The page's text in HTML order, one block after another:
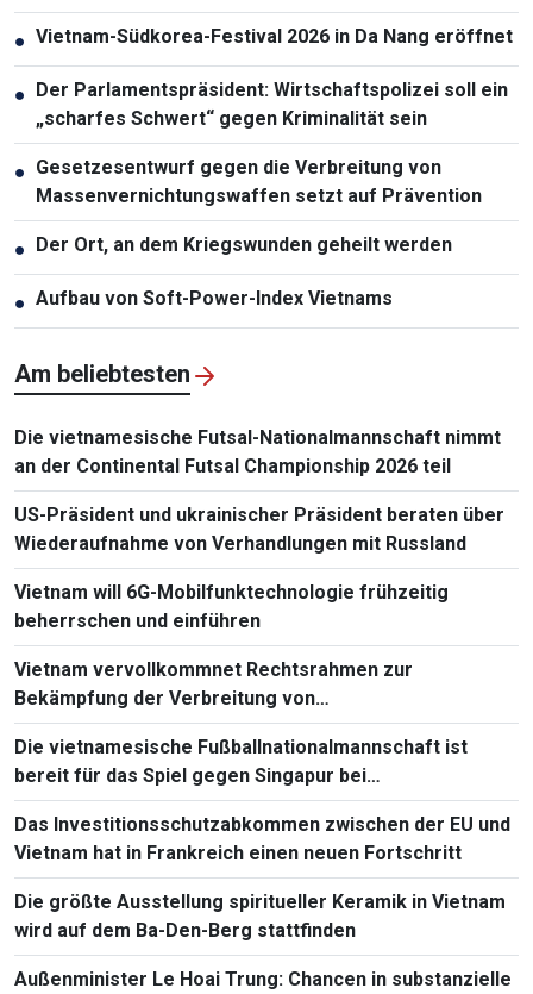
● Vietnam-Südkorea-Festival 2026 in Da Nang eröffnet
● Der Parlamentspräsident: Wirtschaftspolizei soll ein
„scharfes Schwert“ gegen Kriminalität sein
● Gesetzesentwurf gegen die Verbreitung von
Massenvernichtungswaffen setzt auf Prävention
● Der Ort, an dem Kriegswunden geheilt werden
● Aufbau von Soft-Power-Index Vietnams
Am beliebtesten
Die vietnamesische Futsal-Nationalmannschaft nimmt
an der Continental Futsal Championship 2026 teil
US-Präsident und ukrainischer Präsident beraten über
Wiederaufnahme von Verhandlungen mit Russland
Vietnam will 6G-Mobilfunktechnologie frühzeitig
beherrschen und einführen
Vietnam vervollkommnet Rechtsrahmen zur
Bekämpfung der Verbreitung von
Massenvernichtungswaffen
Die vietnamesische Fußballnationalmannschaft ist
bereit für das Spiel gegen Singapur bei
Südostasienmeisterschaft 2026
Das Investitionsschutzabkommen zwischen der EU und
Vietnam hat in Frankreich einen neuen Fortschritt
Die größte Ausstellung spiritueller Keramik in Vietnam
wird auf dem Ba-Den-Berg stattfinden
Außenminister Le Hoai Trung: Chancen in substanzielle